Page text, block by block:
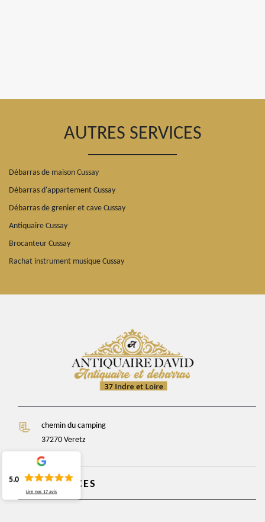
AUTRES SERVICES
Débarras de maison Cussay
Débarras d'appartement Cussay
Débarras de grenier et cave Cussay
Antiquaire Cussay
Brocanteur Cussay
Rachat instrument musique Cussay
chemin du camping
37270 Veretz
NOS SERVICES
5.0
Lire nos 17 avis